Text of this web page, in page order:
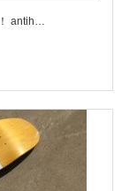
antih…